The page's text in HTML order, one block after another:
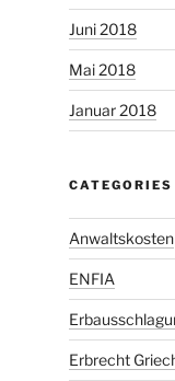
Juni 2018
Mai 2018
Januar 2018
CATEGORIES
Anwaltskosten
ENFIA
Erbrecht